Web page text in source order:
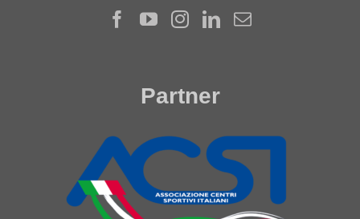
Partner